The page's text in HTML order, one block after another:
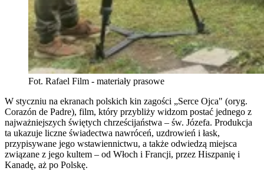
Fot. Rafael Film - materiały prasowe
W styczniu na ekranach polskich kin zagości „Serce Ojca" (oryg.
Corazón de Padre), film, który przybliży widzom postać jednego z
najważniejszych świętych chrześcijaństwa – św. Józefa. Produkcja
ta ukazuje liczne świadectwa nawróceń, uzdrowień i łask,
przypisywane jego wstawiennictwu, a także odwiedzą miejsca
związane z jego kultem – od Włoch i Francji, przez Hiszpanię i
Kanadę, aż po Polskę.